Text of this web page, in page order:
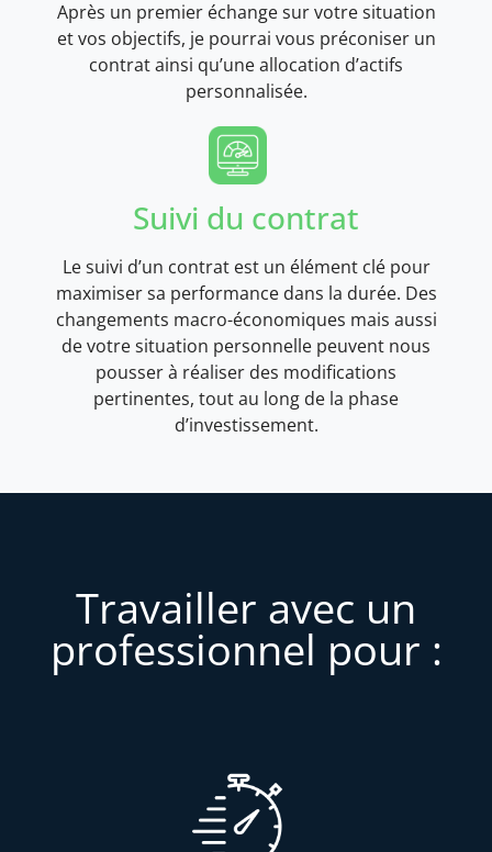
Après un premier échange sur votre situation
et vos objectifs, je pourrai vous préconiser un
contrat ainsi qu’une allocation d’actifs
personnalisée.
Suivi du contrat
Le suivi d’un contrat est un élément clé pour
maximiser sa performance dans la durée. Des
changements macro-économiques mais aussi
de votre situation personnelle peuvent nous
pousser à réaliser des modifications
pertinentes, tout au long de la phase
d’investissement.
Travailler avec un
professionnel pour :